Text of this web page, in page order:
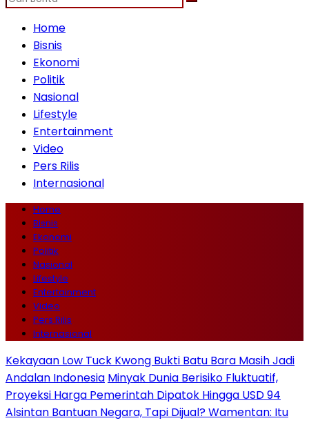
Home
Bisnis
Ekonomi
Politik
Nasional
Lifestyle
Entertainment
Video
Pers Rilis
Internasional
Home
Bisnis
Ekonomi
Politik
Nasional
Lifestyle
Entertainment
Video
Pers Rilis
Internasional
Kekayaan Low Tuck Kwong Bukti Batu Bara Masih Jadi
Andalan Indonesia Minyak Dunia Berisiko Fluktuatif,
Proyeksi Harga Pemerintah Dipatok Hingga USD 94
Alsintan Bantuan Negara, Tapi Dijual? Wamentan: Itu